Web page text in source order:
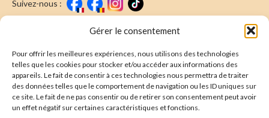
Gérer le consentement
Pour offrir les meilleures expériences, nous utilisons des technologies
telles que les cookies pour stocker et/ou accéder aux informations des
appareils. Le fait de consentir à ces technologies nous permettra de traiter
des données telles que le comportement de navigation ou les ID uniques sur
ce site. Le fait de ne pas consentir ou de retirer son consentement peut avoir
un effet négatif sur certaines caractéristiques et fonctions.
Suivez-nous :
Nous écrire
Newsletter
E-mail* : Souscrire
J'ai lu & j'accepte lapolitique de confidentalité